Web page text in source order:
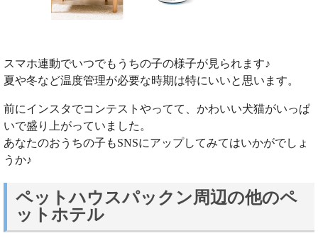
スマホ連動でいつでもうちの子の様子が見られます♪
夏や冬など温度管理が必要な時期は特にいいと思います。
前にインスタでコンテストやってて、かわいい犬猫がいっぱ
いで盛り上がっていました。
あなたのおうちの子もSNSにアップしてみてはいかがでしょ
うか♪
ペットハウスパックン周辺の他のペ
ットホテル